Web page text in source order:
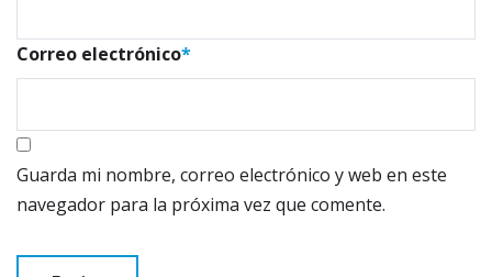
Correo electrónico*
Guarda mi nombre, correo electrónico y web en este
navegador para la próxima vez que comente.